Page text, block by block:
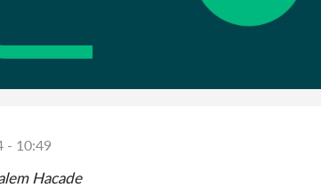
- 10:49
Hacade